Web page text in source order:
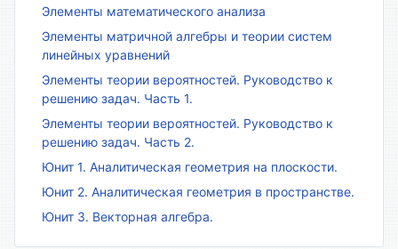
Элементы математического анализа
Элементы матричной алгебры и теории систем
линейных уравнений
Элементы теории вероятностей. Руководство к
решению задач. Часть 1.
Элементы теории вероятностей. Руководство к
решению задач. Часть 2.
Юнит 1. Аналитическая геометрия на плоскости.
Юнит 2. Аналитическая геометрия в пространстве.
Юнит 3. Векторная алгебра.